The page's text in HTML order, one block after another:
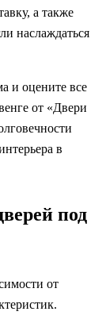
а также
наслаждаться
и оцените все
от «Двери
в
под
от